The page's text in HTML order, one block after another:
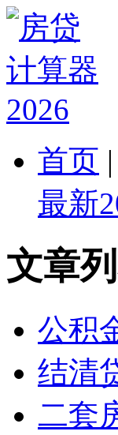
首页 |
最新
文章
公积
结清
二套